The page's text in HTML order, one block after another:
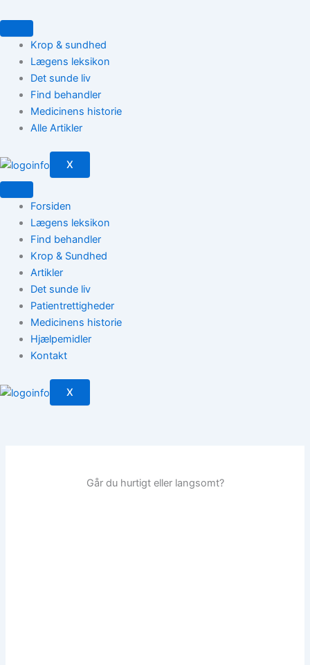
til
indholdetKrop & sundhed
Lægens leksikon
Det sunde liv
Find behandler
Medicinens historie
Alle Artikler
X
Forsiden
Lægens leksikon
Find behandler
Krop & Sundhed
Artikler
Det sunde liv
Patientrettigheder
Medicinens historie
Hjælpemidler
Kontakt
X
Går du hurtigt eller langsomt?